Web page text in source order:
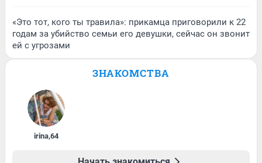
«Это тот, кого ты травила»: прикамца приговорили к 22
годам за убийство семьи его девушки, сейчас он звонит
ей с угрозами
ЗНАКОМСТВА
irina,64